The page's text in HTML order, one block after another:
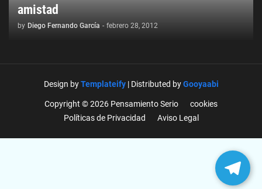
amistad
by Diego Fernando García - febrero 28, 2012
Design byTemplateify| Distributed byGooyaabi
Copyright © 2026 Pensamiento Serio
cookies
Políticas de Privacidad
Aviso Legal